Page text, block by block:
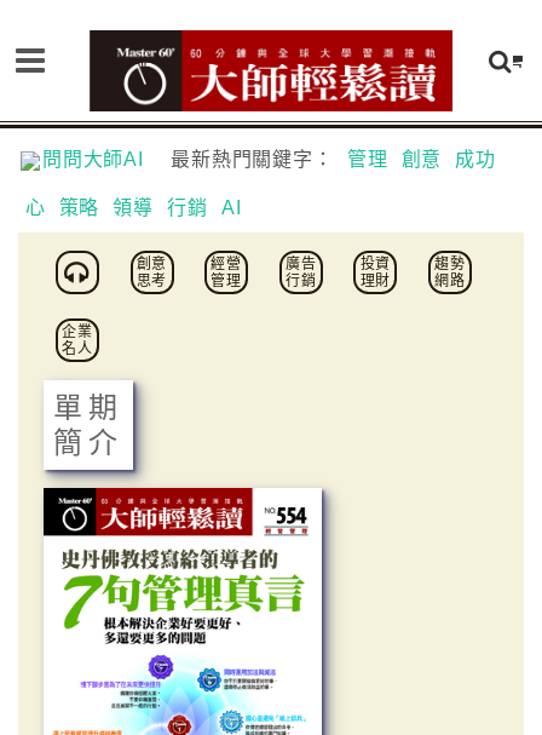
問問大師AI 最新熱門關鍵字： 管理 創意 成功
心 策略 領導 行銷 AI
創意
思考
經營
管理
廣告
行銷
投資
理財
趨勢
網路
企業
名人
單期
簡介